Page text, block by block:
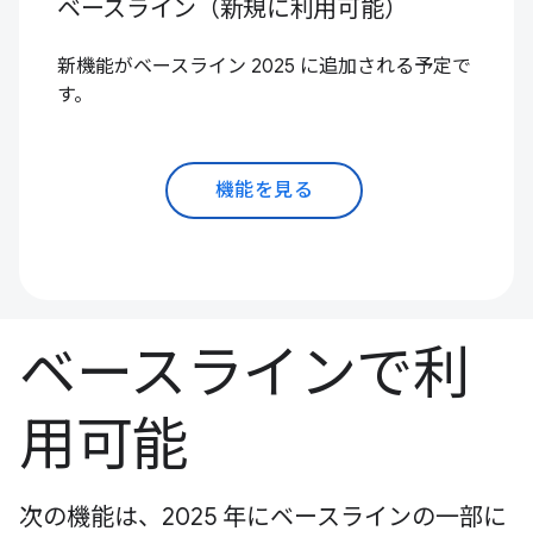
ベースライン（新規に利用可能）
新機能がベースライン 2025 に追加される予定で
す。
機能を見る
ベースラインで利
用可能
次の機能は、2025 年にベースラインの一部に